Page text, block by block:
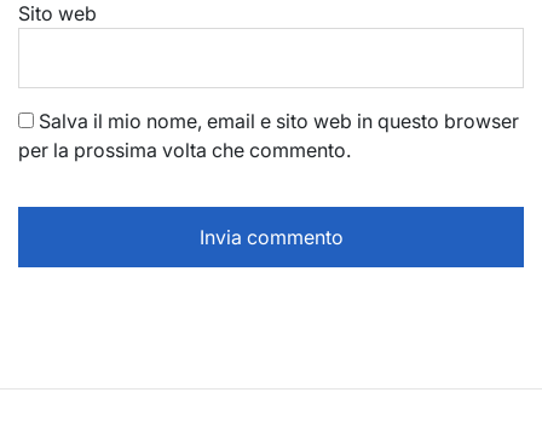
Sito web
Salva il mio nome, email e sito web in questo browser
per la prossima volta che commento.